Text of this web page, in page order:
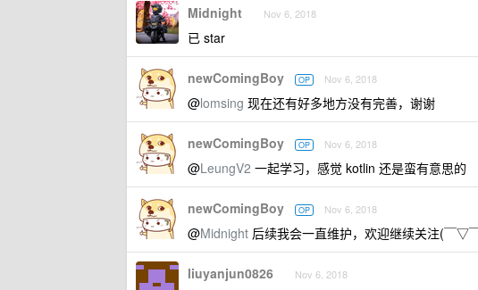
Midnight Nov 6, 2018
已 star
newComingBoy OP Nov 6, 2018
@lomsing 现在还有好多地方没有完善，谢谢
newComingBoy OP Nov 6, 2018
@LeungV2 一起学习，感觉 kotlin 还是蛮有意思的
newComingBoy OP Nov 6, 2018
@Midnight 后续我会一直维护，欢迎继续关注(￣▽
liuyanjun0826 Nov 6, 2018